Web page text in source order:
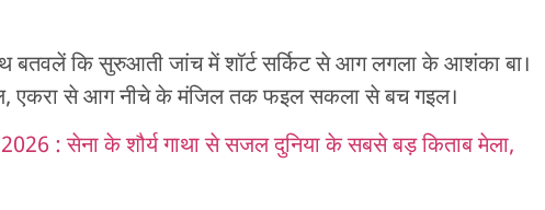
बतवलें कि सुरुआती जांच में शॉर्ट सर्किट से आग लगला के आशंका बा।
एकरा से आग नीचे के मंजिल तक फइल सकला से बच गइल।
: सेना के शौर्य गाथा से सजल दुनिया के सबसे बड़ किताब मेला,